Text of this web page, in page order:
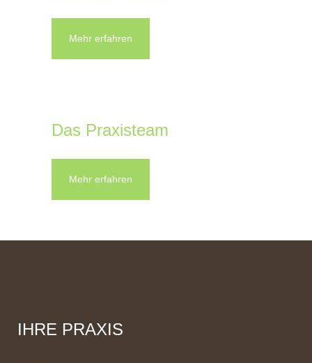
Mehr erfahren
Das Praxisteam
Mehr erfahren
IHRE PRAXIS